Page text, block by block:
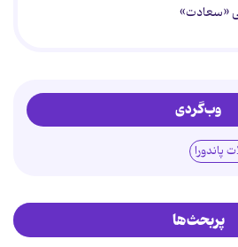
«سعادت»
وب‌گردی
پاندورا
پربحث‌ها